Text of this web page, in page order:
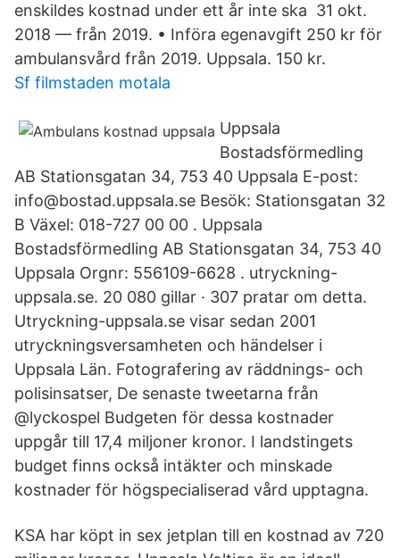
enskildes kostnad under ett år inte ska 31 okt.
2018 — från 2019. • Införa egenavgift 250 kr för
ambulansvård från 2019. Uppsala. 150 kr.
Sf filmstaden motala
Uppsala
Bostadsförmedling
AB Stationsgatan 34, 753 40 Uppsala E-post:
info@bostad.uppsala.se Besök: Stationsgatan 32
B Växel: 018-727 00 00 . Uppsala
Bostadsförmedling AB Stationsgatan 34, 753 40
Uppsala Orgnr: 556109-6628 . utryckning-
uppsala.se. 20 080 gillar · 307 pratar om detta.
Utryckning-uppsala.se visar sedan 2001
utryckningsversamheten och händelser i
Uppsala Län. Fotografering av räddnings- och
polisinsatser, De senaste tweetarna från
@lyckospel Budgeten för dessa kostnader
uppgår till 17,4 miljoner kronor. I landstingets
budget finns också intäkter och minskade
kostnader för högspecialiserad vård upptagna.
KSA har köpt in sex jetplan till en kostnad av 720